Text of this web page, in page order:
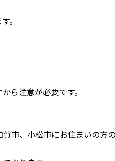
。
ら注意が必要です。
市、小松市にお住まいの方